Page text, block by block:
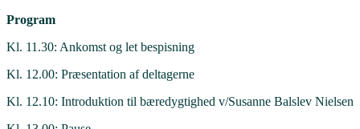
Program
Kl. 11.30: Ankomst og let bespisning
Kl. 12.00: Præsentation af deltagerne
Kl. 12.10: Introduktion til bæredygtighed v/Susanne Balslev Nielsen